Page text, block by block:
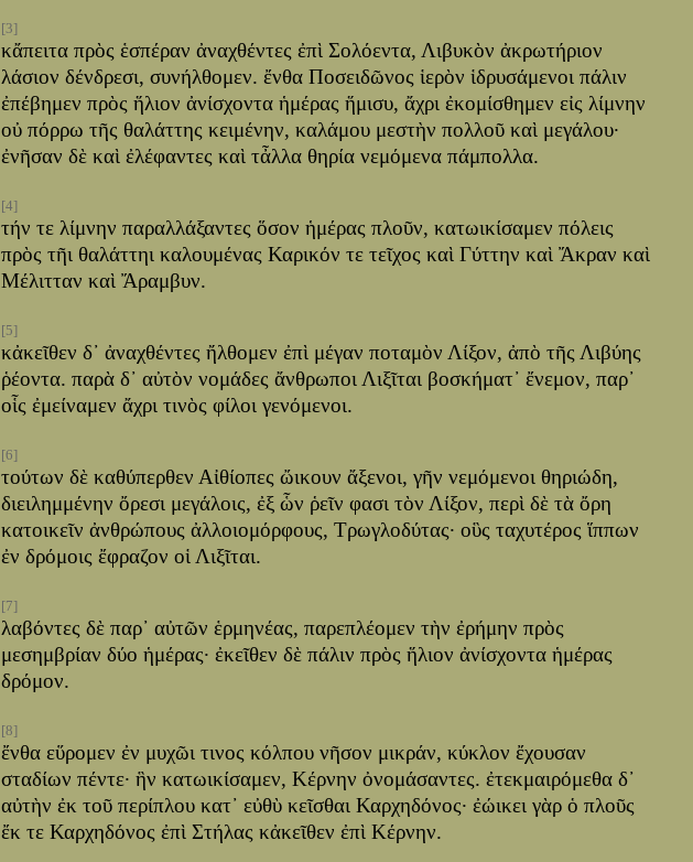
[3]
κἄπειτα πρὸς ἑσπέραν ἀναχθέντες ἐπὶ Σολόεντα, Λιβυκὸν ἀκρωτήριον
λάσιον δένδρεσι, συνήλθομεν. ἔνθα Ποσειδῶνος ἱερὸν ἱδρυσάμενοι πάλιν
ἐπέβημεν πρὸς ἥλιον ἀνίσχοντα ἡμέρας ἥμισυ, ἄχρι ἐκομίσθημεν εἰς λίμνην
οὐ πόρρω τῆς θαλάττης κειμένην, καλάμου μεστὴν πολλοῦ καὶ μεγάλου·
ἐνῆσαν δὲ καὶ ἐλέφαντες καὶ τἆλλα θηρία νεμόμενα πάμπολλα.
[4]
τήν τε λίμνην παραλλάξαντες ὅσον ἡμέρας πλοῦν, κατωικίσαμεν πόλεις
πρὸς τῆι θαλάττηι καλουμένας Καρικόν τε τεῖχος καὶ Γύττην καὶ Ἄκραν καὶ
Μέλιτταν καὶ Ἄραμβυν.
[5]
κἀκεῖθεν δ᾽ ἀναχθέντες ἤλθομεν ἐπὶ μέγαν ποταμὸν Λίξον, ἀπὸ τῆς Λιβύης
ῥέοντα. παρὰ δ᾽ αὐτὸν νομάδες ἄνθρωποι Λιξῖται βοσκήματ᾽ ἔνεμον, παρ᾽
οἷς ἐμείναμεν ἄχρι τινὸς φίλοι γενόμενοι.
[6]
τούτων δὲ καθύπερθεν Αἰθίοπες ὤικουν ἄξενοι, γῆν νεμόμενοι θηριώδη,
διειλημμένην ὄρεσι μεγάλοις, ἐξ ὧν ῥεῖν φασι τὸν Λίξον, περὶ δὲ τὰ ὄρη
κατοικεῖν ἀνθρώπους ἀλλοιομόρφους, Τρωγλοδύτας· οὓς ταχυτέρος ἵππων
ἐν δρόμοις ἔφραζον οἱ Λιξῖται.
[7]
λαβόντες δὲ παρ᾽ αὐτῶν ἑρμηνέας, παρεπλέομεν τὴν ἐρήμην πρὸς
μεσημβρίαν δύο ἡμέρας· ἐκεῖθεν δὲ πάλιν πρὸς ἥλιον ἀνίσχοντα ἡμέρας
δρόμον.
[8]
ἔνθα εὕρομεν ἐν μυχῶι τινος κόλπου νῆσον μικράν, κύκλον ἔχουσαν
σταδίων πέντε· ἣν κατωικίσαμεν, Κέρνην ὀνομάσαντες. ἐτεκμαιρόμεθα δ᾽
αὐτὴν ἐκ τοῦ περίπλου κατ᾽ εὐθὺ κεῖσθαι Καρχηδόνος· ἐώικει γὰρ ὁ πλοῦς
ἔκ τε Καρχηδόνος ἐπὶ Στήλας κἀκεῖθεν ἐπὶ Κέρνην.